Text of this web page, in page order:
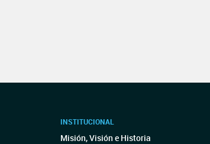
INSTITUCIONAL
Misión, Visión e Historia